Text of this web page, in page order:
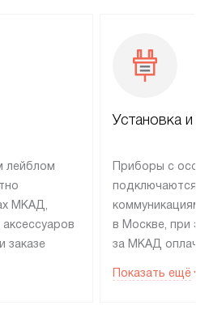
лейблом
МКАД,
заказе
Установка и
Приборы с
подключаются к
коммуникациям
в Москве, при
за МКАД
партнера
Показать ещё